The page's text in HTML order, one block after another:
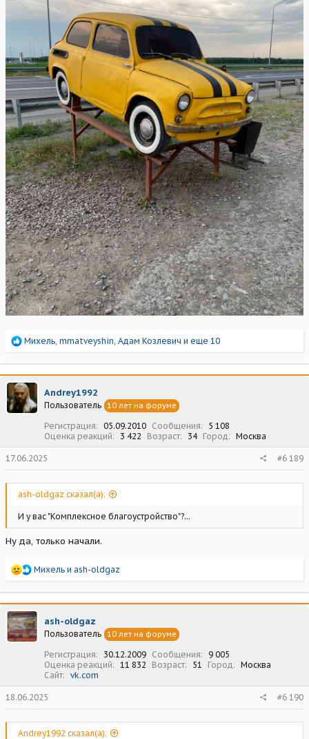
Р
а
к
ц
и
и
Михель, mmatveyshin, Адам Козлевич и еще 10
Andrey1992
Пользователь 10 лет на форуме
Регистрация 05.09.2010 Сообщения
5 108
Оценка реакций
3 422 Возраст 34 Город Москва
17.06.2025 #6 189
ash-oldgaz сказал(а):
И у вас "Комплексное благоустройство"?...
Ну да, только начали.
Р
а
к
ц
и
и
Михель и ash-oldgaz
ash-oldgaz
Пользователь 10 лет на форуме
Регистрация 30.12.2009 Сообщения
9 005
Оценка реакций
11 832 Возраст 51 Город
Москва
Сайт
vk.com
18.06.2025 #6 190
Andrey1992 сказал(а):